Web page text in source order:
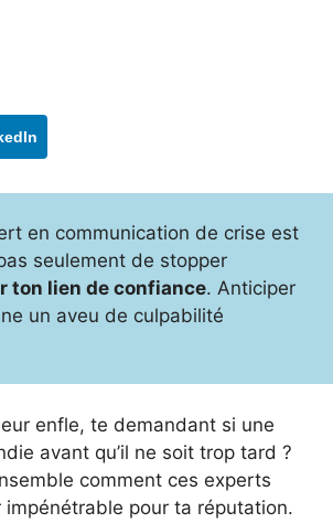
en communication de crise est
seulement de stopper
ton lien de confiance. Anticiper
un aveu de culpabilité
enfle, te demandant si une
avant qu’il ne soit trop tard ?
comment ces experts
pour ta réputation.